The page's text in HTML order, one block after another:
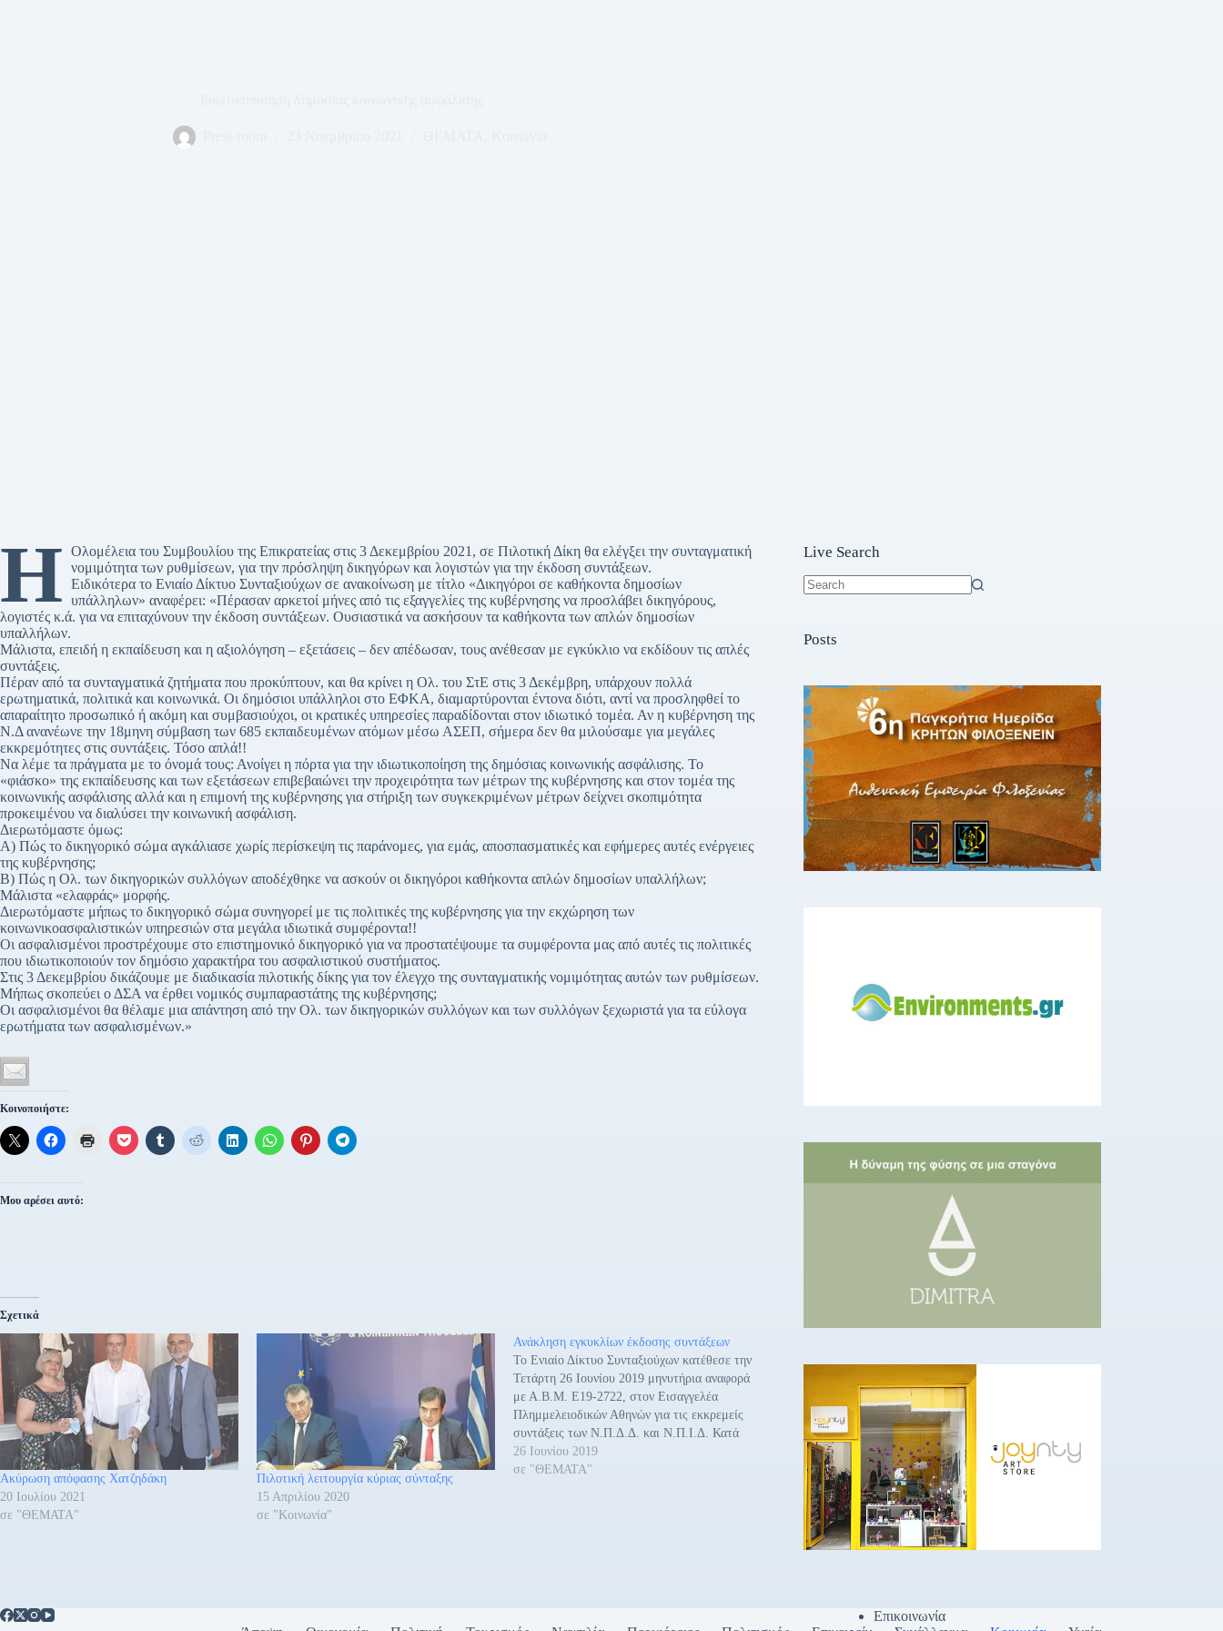
Η Ολομέλεια του Συμβουλίου της Επικρατείας στις 3 Δεκεμβρίου 2021, σε Πιλοτική Δίκη θα ελέγξει την συνταγματική
νομιμότητα των ρυθμίσεων, για την πρόσληψη δικηγόρων και λογιστών για την έκδοση συντάξεων.
Ειδικότερα το Ενιαίο Δίκτυο Συνταξιούχων σε ανακοίνωση με τίτλο «Δικηγόροι σε καθήκοντα δημοσίων
υπάλληλων» αναφέρει: «Πέρασαν αρκετοί μήνες από τις εξαγγελίες της κυβέρνησης να προσλάβει δικηγόρους,
λογιστές κ.ά. για να επιταχύνουν την έκδοση συντάξεων. Ουσιαστικά να ασκήσουν τα καθήκοντα των απλών δημοσίων
υπαλλήλων.
Μάλιστα, επειδή η εκπαίδευση και η αξιολόγηση – εξετάσεις – δεν απέδωσαν, τους ανέθεσαν με εγκύκλιο να εκδίδουν τις απλές
συντάξεις.
Πέραν από τα συνταγματικά ζητήματα που προκύπτουν, και θα κρίνει η Ολ. του ΣτΕ στις 3 Δεκέμβρη, υπάρχουν πολλά
ερωτηματικά, πολιτικά και κοινωνικά. Οι δημόσιοι υπάλληλοι στο ΕΦΚΑ, διαμαρτύρονται έντονα διότι, αντί να προσληφθεί το
απαραίτητο προσωπικό ή ακόμη και συμβασιούχοι, οι κρατικές υπηρεσίες παραδίδονται στον ιδιωτικό τομέα. Αν η κυβέρνηση της
Ν.Δ ανανέωνε την 18μηνη σύμβαση των 685 εκπαιδευμένων ατόμων μέσω ΑΣΕΠ, σήμερα δεν θα μιλούσαμε για μεγάλες
εκκρεμότητες στις συντάξεις. Τόσο απλά!!
Να λέμε τα πράγματα με το όνομά τους: Ανοίγει η πόρτα για την ιδιωτικοποίηση της δημόσιας κοινωνικής ασφάλισης. Το
«φιάσκο» της εκπαίδευσης και των εξετάσεων επιβεβαιώνει την προχειρότητα των μέτρων της κυβέρνησης και στον τομέα της
κοινωνικής ασφάλισης αλλά και η επιμονή της κυβέρνησης για στήριξη των συγκεκριμένων μέτρων δείχνει σκοπιμότητα
προκειμένου να διαλύσει την κοινωνική ασφάλιση.
Διερωτόμαστε όμως:
Α) Πώς το δικηγορικό σώμα αγκάλιασε χωρίς περίσκεψη τις παράνομες, για εμάς, αποσπασματικές και εφήμερες αυτές ενέργειες
της κυβέρνησης;
Β) Πώς η Ολ. των δικηγορικών συλλόγων αποδέχθηκε να ασκούν οι δικηγόροι καθήκοντα απλών δημοσίων υπαλλήλων;
Μάλιστα «ελαφράς» μορφής.
Διερωτόμαστε μήπως το δικηγορικό σώμα συνηγορεί με τις πολιτικές της κυβέρνησης για την εκχώρηση των
κοινωνικοασφαλιστικών υπηρεσιών στα μεγάλα ιδιωτικά συμφέροντα!!
Οι ασφαλισμένοι προστρέχουμε στο επιστημονικό δικηγορικό για να προστατέψουμε τα συμφέροντα μας από αυτές τις πολιτικές
που ιδιωτικοποιούν τον δημόσιο χαρακτήρα του ασφαλιστικού συστήματος.
Στις 3 Δεκεμβρίου δικάζουμε με διαδικασία πιλοτικής δίκης για τον έλεγχο της συνταγματικής νομιμότητας αυτών των ρυθμίσεων.
Μήπως σκοπεύει ο ΔΣΑ να έρθει νομικός συμπαραστάτης της κυβέρνησης;
Οι ασφαλισμένοι θα θέλαμε μια απάντηση από την Ολ. των δικηγορικών συλλόγων και των συλλόγων ξεχωριστά για τα εύλογα
ερωτήματα των ασφαλισμένων.»
Κοινοποιήστε:
Μου αρέσει αυτό:
Σχετικά
Ακύρωση απόφασης Χατζηδάκη
20 Ιουλίου 2021
σε "ΘΕΜΑΤΑ"
Πιλοτική λειτουργία κύριας σύνταξης
15 Απριλίου 2020
σε "Κοινωνία"
Ανάκληση εγκυκλίων έκδοσης συντάξεων
Το Ενιαίο Δίκτυο Συνταξιούχων κατέθεσε την
Τετάρτη 26 Ιουνίου 2019 μηνυτήρια αναφορά
με Α.Β.Μ. Ε19-2722, στον Εισαγγελέα
Πλημμελειοδικών Αθηνών για τις εκκρεμείς
συντάξεις των Ν.Π.Δ.Δ. και Ν.Π.Ι.Δ. Κατά
του Υφυπουργού Εργασίας, Κοινωνικής
Ασφάλισης και Κοινωνικής Αλληλεγγύης κ.
26 Ιουνίου 2019
σε "ΘΕΜΑΤΑ"
Live Search
Posts
Επικοινωνία